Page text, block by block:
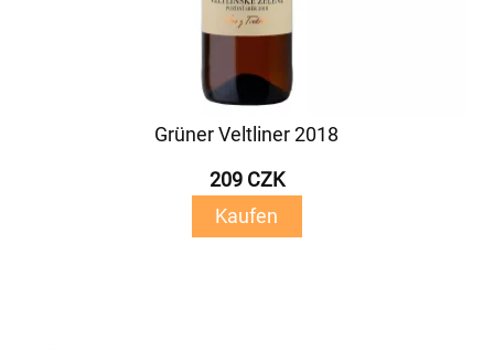
Grüner Veltliner 2018
209 CZK
Kaufen